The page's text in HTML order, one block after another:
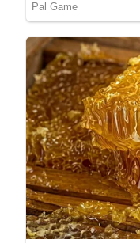
2 EL Zitronensaft
1 Bund Petersilie
Kennst du schon
Kraut
durchkneten, bis
Würzen (5